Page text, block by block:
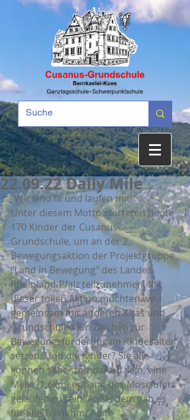
22.09.22 Daily Mile
"Wir sind fit und laufen mit!"
Unter diesem Motto starteten heute
170 Kinder der Cusanus-
Grundschule, um an der 2.
Bewegungsaktion der Projektgruppe
"Land in Bewegung" des Landes
Rheinland-Pfalz teilzunehmen. Mit
dieser tollen Aktion möchten wir
gemeinsam mit anderen Kitas und
Grundschulen ein Zeichen zur
Bewegungsförderung im Kindesalter
setzen. Und die Kinder? Sie alle
können sehr stolz darauf sein, eine
Meile (1,6km) entlang des Moselufers
gelaufen zu sein! Außerdem gab es
für alle Teilnehmer ein